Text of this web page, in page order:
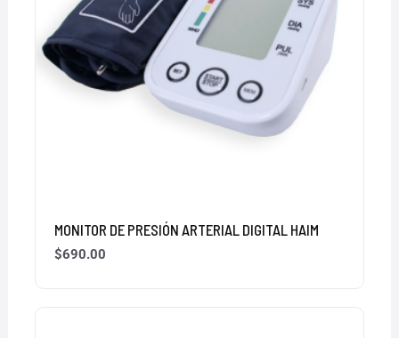
MONITOR DE PRESIÓN ARTERIAL DIGITAL HAIM
$690.00